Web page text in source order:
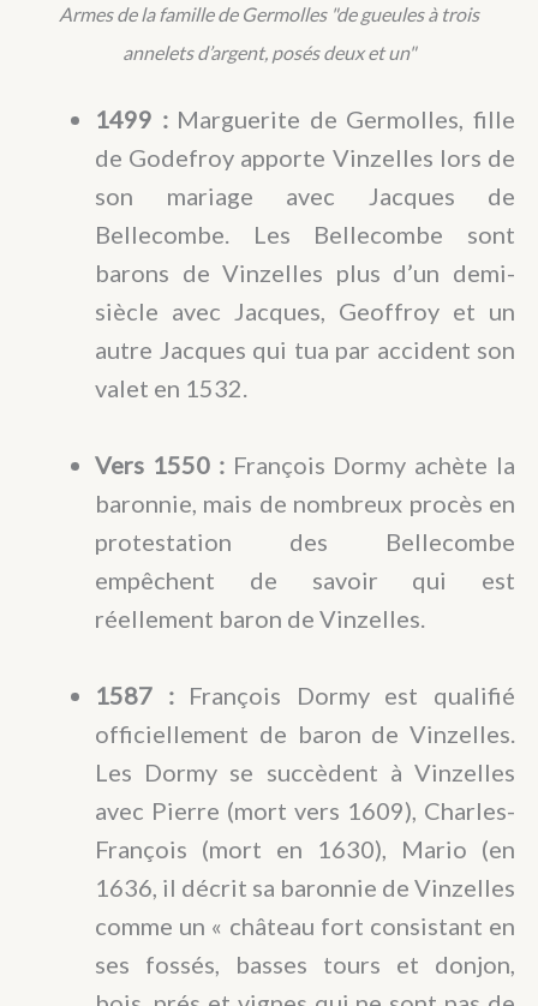
Armes de la famille de Germolles "de gueules à trois
annelets d’argent, posés deux et un"
1499 :Marguerite de Germolles, fille
de Godefroy apporte Vinzelles lors de
son mariage avec Jacques de
Bellecombe. Les Bellecombe sont
barons de Vinzelles plus d’un demi-
siècle avec Jacques, Geoffroy et un
autre Jacques qui tua par accident son
valet en 1532.
Vers 1550 :François Dormy achète la
baronnie, mais de nombreux procès en
protestation des Bellecombe
empêchent de savoir qui est
réellement baron de Vinzelles.
1587 :François Dormy est qualifié
officiellement de baron de Vinzelles.
Les Dormy se succèdent à Vinzelles
avec Pierre (mort vers 1609), Charles-
François (mort en 1630), Mario (en
1636, il décrit sa baronnie de Vinzelles
comme un « château fort consistant en
ses fossés, basses tours et donjon,